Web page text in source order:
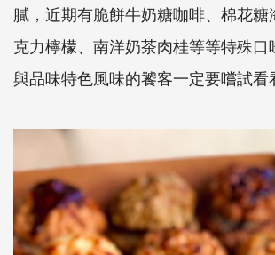
膩，近期有脆餅牛奶糖咖啡、棉花糖
克力檸檬、南洋奶茶肉桂等等特殊
與品味特色風味的饕客一定要嚐試看